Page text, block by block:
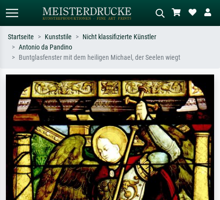
Standardsuche KI-Bildersuche
oder Stilen – z.B. Monet,
Sternennacht, Impressionismus, Welle
Hokusai, Akt.
Wiese, Abstrakt mit viel Rot, Dunkles
Ölgemälde, Stehender Akt neben einem
Baum.
Startseite Kunststile
Nicht klassifizierte Künstler
Antonio da Pandino
Buntglasfenster mit dem heiligen Michael, der Seelen wiegt